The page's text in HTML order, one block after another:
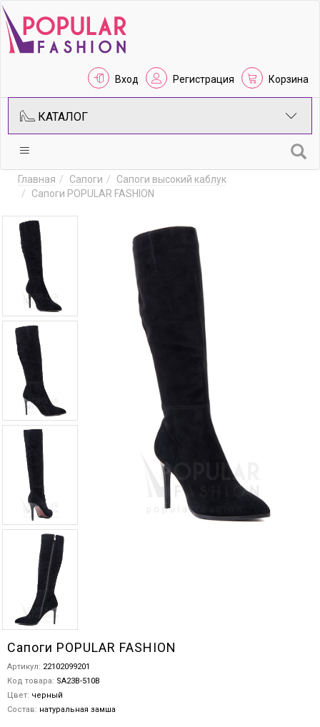
Вход Регистрация Корзина
КАТАЛОГ
Главная Сапоги
Сапоги высокий каблук
Сапоги POPULAR FASHION
Сапоги POPULAR FASHION
Артикул: 22102099201
Код товара: SA23B-510B
Цвет: черный
Состав: натуральная замша